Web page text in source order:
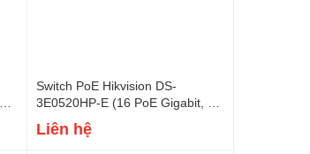
Switch PoE Hikvision DS-
3E0520HP-E (16 PoE Gigabit, 2
uplink Gigabit, 2 SFP, 225W)
Liên hệ